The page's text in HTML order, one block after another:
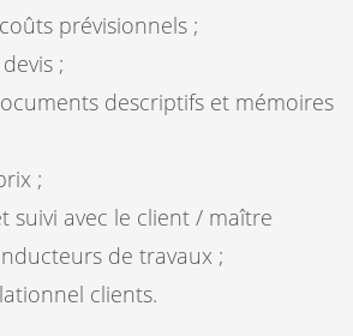
prévisionnels ;
;
descriptifs et mémoires
;
suivi avec le client / maître
de travaux ;
clients.